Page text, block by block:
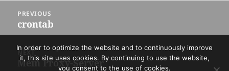
navigation
PREVIOUS
Previous
post:
crontab
NEXT
Next
Mein Proxy-Server
In order to optimize the website and to continuously improve
it, this site uses cookies. By continuing to use the website,
you consent to the use of cookies.